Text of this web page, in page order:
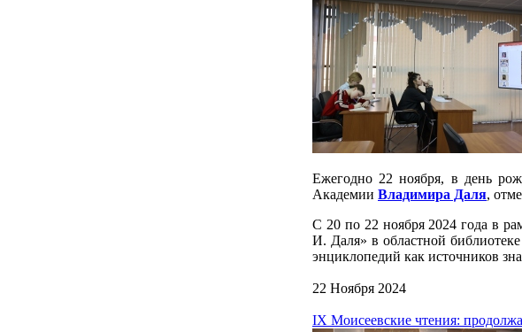
Ежегодно 22 ноября, в день
Академии Владимира Даля,
С 20 по 22 ноября 2024 года в
И. Даля» в областной
энциклопедий как источников
22 Ноября 2024
IX Моисеевские чтения: